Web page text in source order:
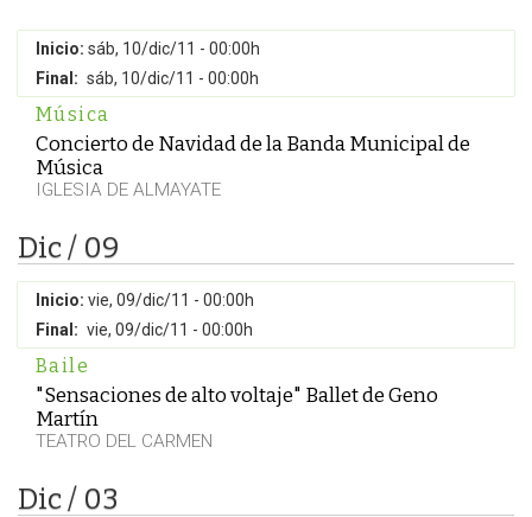
Inicio: sáb, 10/dic/11 - 00:00h
Final: sáb, 10/dic/11 - 00:00h
Música
Concierto de Navidad de la Banda Municipal de
Música
IGLESIA DE ALMAYATE
Dic / 09
Inicio: vie, 09/dic/11 - 00:00h
Final: vie, 09/dic/11 - 00:00h
Baile
"Sensaciones de alto voltaje" Ballet de Geno
Martín
TEATRO DEL CARMEN
Dic / 03